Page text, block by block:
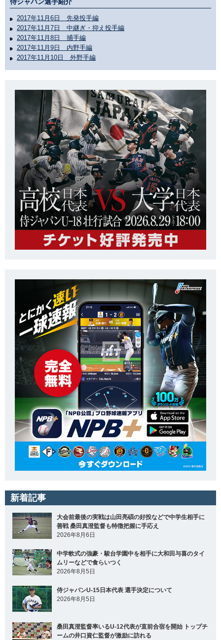
侍ジャパン選手紹介
2017年11月6日 先発投手編
2017年11月7日 中継ぎ・抑え投手編
2017年11月8日 捕手編
2017年11月9日 内野手編
2017年11月10日 外野手編
新着記事
大会前最後の実戦は山田亮碩の好投などで中学生相手に
善戦 桑田真澄監督も特徴把握に手応え
2026年8月6日
中学軟式の強豪・駿台学園中を相手に大和田与喜のタイ
ムリーなどで食らいつく
2026年8月5日
侍ジャパンU-15日本代表 選手決定について
2026年8月5日
桑田真澄監督率いるU-12代表が直前合宿を開始 トップチ
ームの井口資仁監督が激励に訪れる